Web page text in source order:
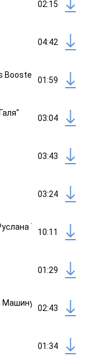
02:15
04:42
Boosted 4K &
01:59
03:04
03:43
03:24
Тулякова
10:11
01:29
& Русский
02:43
01:34